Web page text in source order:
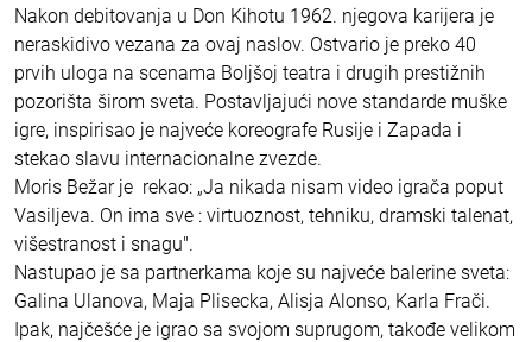
Nakon debitovanja u Don Kihotu 1962. njegova karijera je
neraskidivo vezana za ovaj naslov. Ostvario je preko 40
prvih uloga na scenama Boljšoj teatra i drugih prestižnih
pozorišta širom sveta. Postavljajući nove standarde muške
igre, inspirisao je najveće koreografe Rusije i Zapada i
stekao slavu internacionalne zvezde.
Moris Bežar je rekao: „Ja nikada nisam video igrača poput
Vasiljeva. On ima sve : virtuoznost, tehniku, dramski talenat,
višestranost i snagu".
Nastupao je sa partnerkama koje su najveće balerine sveta:
Galina Ulanova, Maja Plisecka, Alisja Alonso, Karla Frači.
Ipak, najčešće je igrao sa svojom suprugom, takođe velikom